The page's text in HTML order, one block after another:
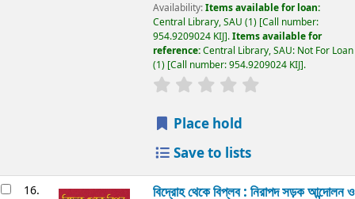
Availability:Items available for loan:
Central Library, SAU (1) Call number:
954.9209024 KIJ .Items available for
reference:Central Library, SAU: Not For Loan
(1) Call number:954.9209024 KIJ .
Place hold
Save to lists
16. বিদ্রোহ থেকে বিপ্লব : নিরাপদ সড়ক আন্দোলন ও